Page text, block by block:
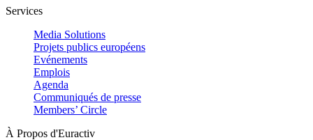
Services
Media Solutions
Projets publics européens
Evénements
Emplois
Agenda
Communiqués de presse
Members’ Circle
À Propos d'Euractiv